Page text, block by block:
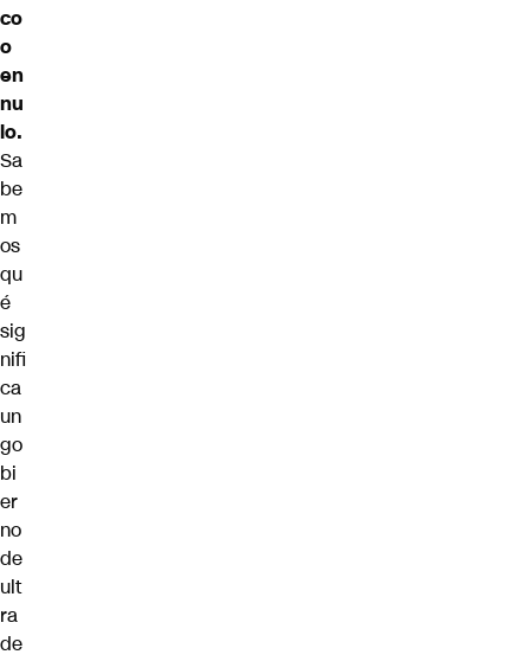
co
o
en
nu
lo.
Sa
be
m
os
qu
é
sig
nifi
ca
un
go
bi
er
no
de
ult
ra
de